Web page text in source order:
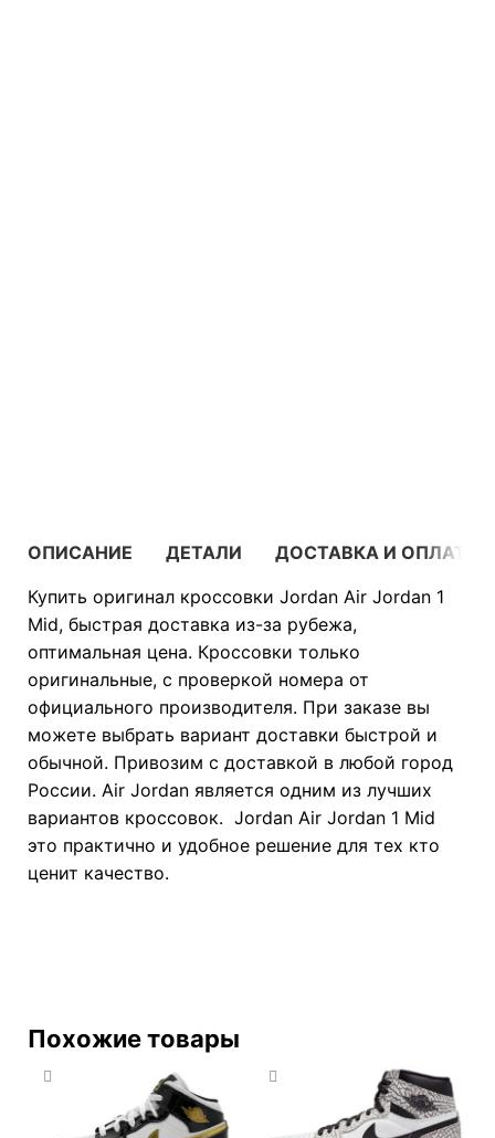
ОПИСАНИЕ ДЕТАЛИ
ДОСТАВКА И ОПЛАТА
Купить оригинал кроссовки Jordan Air Jordan 1
Mid, быстрая доставка из-за рубежа,
оптимальная цена. Кроссовки только
оригинальные, с проверкой номера от
официального производителя. При заказе вы
можете выбрать вариант доставки быстрой и
обычной. Привозим с доставкой в любой город
России. Air Jordan является одним из лучших
вариантов кроссовок. Jordan Air Jordan 1 Mid
это практично и удобное решение для тех кто
ценит качество.
Похожие товары